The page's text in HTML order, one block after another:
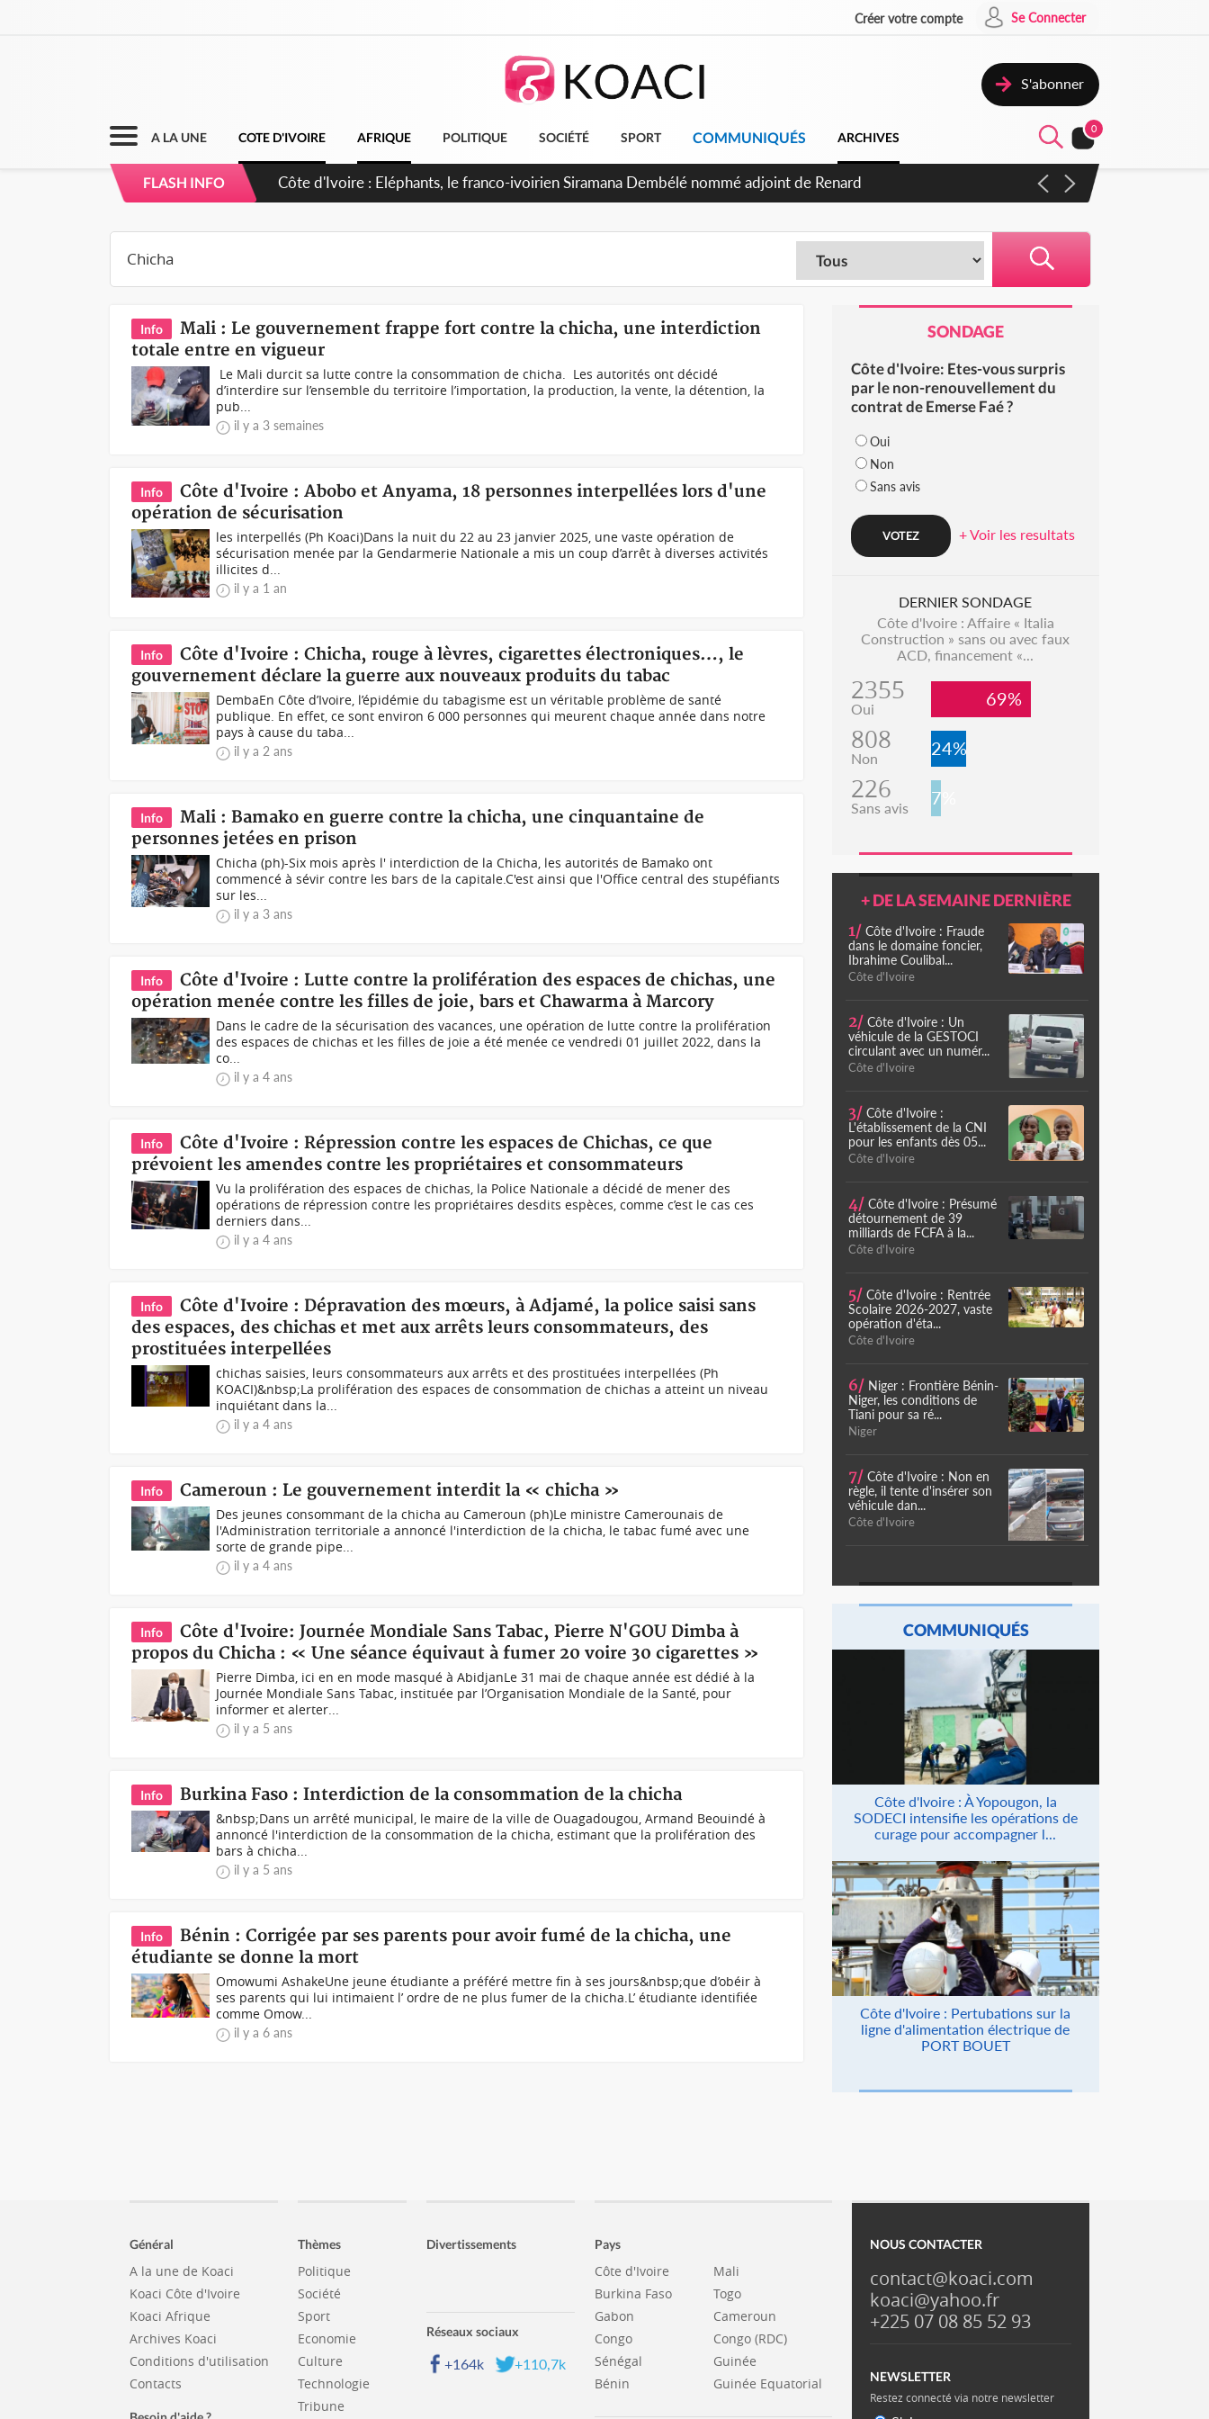
Créer votre compte Se Connecter
S'abonner
A LA UNE COTE D'IVOIRE AFRIQUE POLITIQUE SOCIÉTÉ SPORT COMMUNIQUÉS ARCHIVES
0
FLASH INFO
Info
‎Mali : Le gouvernement frappe fort contre la chicha, une interdiction
totale entre en vigueur
‎ ‎Le Mali durcit sa lutte contre la consommation de chicha. ‎ ‎Les autorités ont décidé
d’interdire sur l’ensemble du territoire l’importation, la production, la vente, la détention, la
pub...
il y a 3 semaines
Info
Côte d'Ivoire : Abobo et Anyama, 18 personnes interpellées lors d'une
opération de sécurisation
les interpellés (Ph Koaci)Dans la nuit du 22 au 23 janvier 2025, une vaste opération de
sécurisation menée par la Gendarmerie Nationale a mis un coup d’arrêt à diverses activités
illicites d...
il y a 1 an
Info
Côte d'Ivoire : Chicha, rouge à lèvres, cigarettes électroniques…, le
gouvernement déclare la guerre aux nouveaux produits du tabac
DembaEn Côte d’Ivoire, l’épidémie du tabagisme est un véritable problème de santé
publique. En effet, ce sont environ 6 000 personnes qui meurent chaque année dans notre
pays à cause du taba...
il y a 2 ans
Info
Mali : Bamako en guerre contre la chicha, une cinquantaine de
personnes jetées en prison
Chicha (ph)-Six mois après l' interdiction de la Chicha, les autorités de Bamako ont
commencé à sévir contre les bars de la capitale.C'est ainsi que l'Office central des stupéfiants
sur les...
il y a 3 ans
Info
Côte d'Ivoire : Lutte contre la prolifération des espaces de chichas, une
opération menée contre les filles de joie, bars et Chawarma à Marcory
Dans le cadre de la sécurisation des vacances, une opération de lutte contre la prolifération
des espaces de chichas et les filles de joie a été menée ce vendredi 01 juillet 2022, dans la
co...
il y a 4 ans
Info
Côte d'Ivoire : Répression contre les espaces de Chichas, ce que
prévoient les amendes contre les propriétaires et consommateurs
Vu la prolifération des espaces de chichas, la Police Nationale a décidé de mener des
opérations de répression contre les propriétaires desdits espèces, comme c’est le cas ces
derniers dans...
il y a 4 ans
Info
Côte d'Ivoire : Dépravation des mœurs, à Adjamé, la police saisi sans
des espaces, des chichas et met aux arrêts leurs consommateurs, des
prostituées interpellées
chichas saisies, leurs consommateurs aux arrêts et des prostituées interpellées (Ph
KOACI)&nbsp;La prolifération des espaces de consommation de chichas a atteint un niveau
inquiétant dans la...
il y a 4 ans
Info Cameroun : Le gouvernement interdit la « chicha »
Des jeunes consommant de la chicha au Cameroun (ph)Le ministre Camerounais de
l'Administration territoriale a annoncé l'interdiction de la chicha, le tabac fumé avec une
sorte de grande pipe...
il y a 4 ans
Info
Côte d'Ivoire: Journée Mondiale Sans Tabac, Pierre N'GOU Dimba à
propos du Chicha : « Une séance équivaut à fumer 20 voire 30 cigarettes »
Pierre Dimba, ici en en mode masqué à AbidjanLe 31 mai de chaque année est dédié à la
Journée Mondiale Sans Tabac, instituée par l’Organisation Mondiale de la Santé, pour
informer et alerter...
il y a 5 ans
Info Burkina Faso : Interdiction de la consommation de la chicha
&nbsp;Dans un arrêté municipal, le maire de la ville de Ouagadougou, Armand Beouindé à
annoncé l'interdiction de la consommation de la chicha, estimant que la prolifération des
bars à chicha...
il y a 5 ans
Info
Bénin : Corrigée par ses parents pour avoir fumé de la chicha, une
étudiante se donne la mort
Omowumi AshakeUne jeune étudiante a préféré mettre fin à ses jours&nbsp;que d’obéir à
ses parents qui lui intimaient l’ ordre de ne plus fumer de la chicha.L’ étudiante identifiée
comme Omow...
il y a 6 ans
SONDAGE
Côte d'Ivoire: Etes-vous surpris
par le non-renouvellement du
contrat de Emerse Faé ?
Oui
Non
Sans avis
+ Voir les resultats
DERNIER SONDAGE
Côte d'Ivoire : Affaire « Italia
Construction » sans ou avec faux
ACD, financement «...
2355
Oui 69%
808
Non 24%
226
Sans avis 7%
+ DE LA SEMAINE DERNIÈRE
1/ Côte d'Ivoire : Fraude
dans le domaine foncier,
Ibrahime Coulibal...
Côte d'Ivoire
2/ Côte d'Ivoire : Un
véhicule de la GESTOCI
circulant avec un numér...
Côte d'Ivoire
3/ Côte d'Ivoire :
L'établissement de la CNI
pour les enfants dès 05...
Côte d'Ivoire
4/ Côte d'Ivoire : Présumé
détournement de 39
milliards de FCFA à la...
Côte d'Ivoire
5/ Côte d'Ivoire : Rentrée
Scolaire 2026-2027, vaste
opération d'éta...
Côte d'Ivoire
6/ Niger : Frontière Bénin-
Niger, les conditions de
Tiani pour sa ré...
Niger
7/ Côte d'Ivoire : Non en
règle, il tente d'insérer son
véhicule dan...
Côte d'Ivoire
COMMUNIQUÉS
Côte d'Ivoire : À Yopougon, la
SODECI intensifie les opérations de
curage pour accompagner l...
Côte d'Ivoire : Pertubations sur la
ligne d'alimentation électrique de
PORT BOUET
Général
A la une de Koaci
Koaci Côte d'Ivoire
Koaci Afrique
Archives Koaci
Conditions d'utilisation
Contacts
Thèmes
Politique
Société
Sport
Economie
Culture
Technologie
Tribune
Divertissements
Réseaux sociaux
+164k +110,7k
Pays
Côte d'Ivoire
Burkina Faso
Gabon
Congo
Sénégal
Bénin
Mali
Togo
Cameroun
Congo (RDC)
Guinée
Guinée Equatorial
NOUS CONTACTER
contact@koaci.com
koaci@yahoo.fr
+225 07 08 85 52 93
NEWSLETTER
Restez connecté via notre newsletter